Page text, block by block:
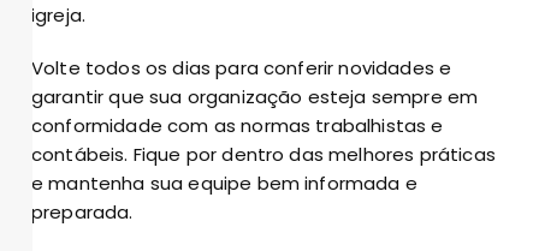
igreja.
Volte todos os dias para conferir novidades e
garantir que sua organização esteja sempre em
conformidade com as normas trabalhistas e
contábeis. Fique por dentro das melhores práticas
e mantenha sua equipe bem informada e
preparada.